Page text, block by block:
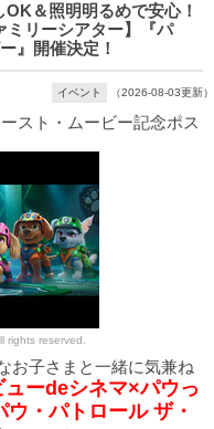
＆照明明るめで安心！
ミリーシアター】『パ
』開催決定！
イベント （2026-08-03更新）
スト・ムービー記念ポス
rights reserved.
お子さまと一緒に気兼ね
ューdeシネマ×パウっ
・パトロール ザ・